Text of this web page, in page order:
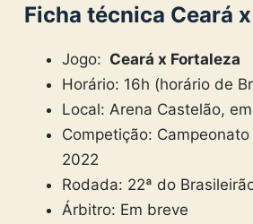
Ficha técnica Ceará
Jogo: Ceará x Fortaleza
Horário: 16h (horário de
Local: Arena Castelão,
Competição:
2022
Rodada: 22ª do
Árbitro: Em breve